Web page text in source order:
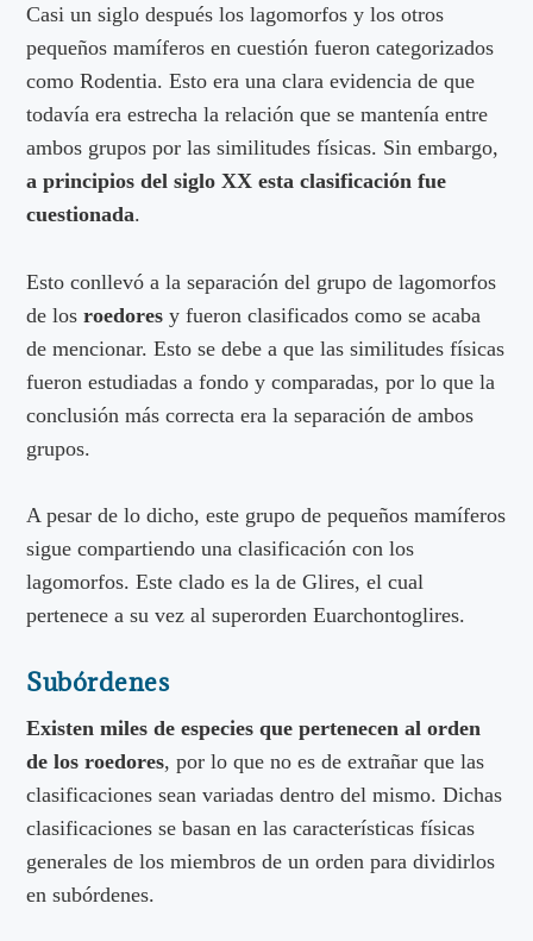
Casi un siglo después los lagomorfos y los otros
pequeños mamíferos en cuestión fueron categorizados
como Rodentia. Esto era una clara evidencia de que
todavía era estrecha la relación que se mantenía entre
ambos grupos por las similitudes físicas. Sin embargo,
a principios del siglo XX esta clasificación fue
cuestionada.
Esto conllevó a la separación del grupo de lagomorfos
de losroedores y fueron clasificados como se acaba
de mencionar. Esto se debe a que las similitudes físicas
fueron estudiadas a fondo y comparadas, por lo que la
conclusión más correcta era la separación de ambos
grupos.
A pesar de lo dicho, este grupo de pequeños mamíferos
sigue compartiendo una clasificación con los
lagomorfos. Este clado es la de Glires, el cual
pertenece a su vez al superorden Euarchontoglires.
Subórdenes
Existen miles de especies que pertenecen al orden
de los roedores, por lo que no es de extrañar que las
clasificaciones sean variadas dentro del mismo. Dichas
clasificaciones se basan en las características físicas
generales de los miembros de un orden para dividirlos
en subórdenes.